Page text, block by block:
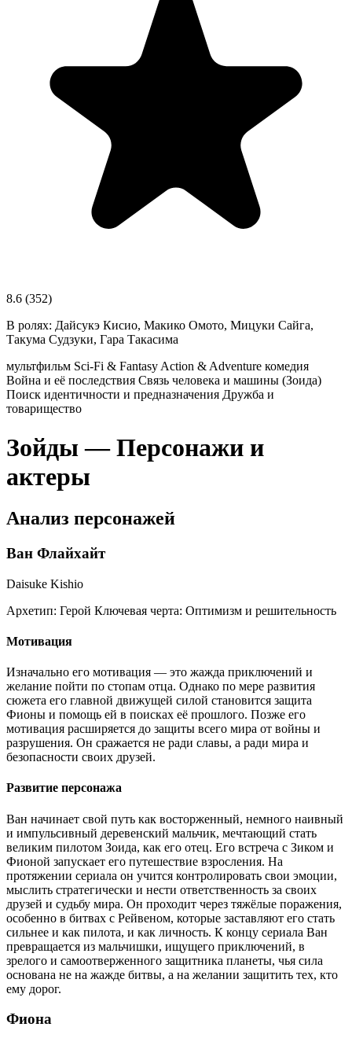
8.6 (352)
В ролях: Дайсукэ Кисио, Макико Омото, Мицуки Сайга,
Такума Судзуки, Гара Такасима
мультфильм Sci-Fi & Fantasy Action & Adventure комедия
Война и её последствия Связь человека и машины (Зоида)
Поиск идентичности и предназначения Дружба и
товарищество
Зойды — Персонажи и
актеры
Анализ персонажей
Ван Флайхайт
Daisuke Kishio
Архетип: Герой Ключевая черта: Оптимизм и решительность
Мотивация
Изначально его мотивация — это жажда приключений и
желание пойти по стопам отца. Однако по мере развития
сюжета его главной движущей силой становится защита
Фионы и помощь ей в поисках её прошлого. Позже его
мотивация расширяется до защиты всего мира от войны и
разрушения. Он сражается не ради славы, а ради мира и
безопасности своих друзей.
Развитие персонажа
Ван начинает свой путь как восторженный, немного наивный
и импульсивный деревенский мальчик, мечтающий стать
великим пилотом Зоида, как его отец. Его встреча с Зиком и
Фионой запускает его путешествие взросления. На
протяжении сериала он учится контролировать свои эмоции,
мыслить стратегически и нести ответственность за своих
друзей и судьбу мира. Он проходит через тяжёлые поражения,
особенно в битвах с Рейвеном, которые заставляют его стать
сильнее и как пилота, и как личность. К концу сериала Ван
превращается из мальчишки, ищущего приключений, в
зрелого и самоотверженного защитника планеты, чья сила
основана не на жажде битвы, а на желании защитить тех, кто
ему дорог.
Фиона